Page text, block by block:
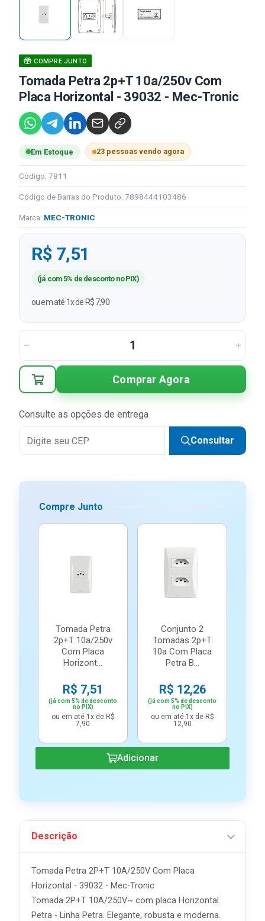
COMPRE JUNTO
Tomada Petra 2p+T 10a/250v Com
Placa Horizontal - 39032 - Mec-Tronic
Em Estoque 23 pessoas vendo agora
Código: 7811
Código de Barras do Produto: 7898444103486
Marca: MEC-TRONIC
R$ 7,51
(já com 5% de desconto no PIX)
ou em até 1x de R$ 7,90
Comprar Agora
Consulte as opções de entrega
Consultar
Compre Junto
Tomada Petra
2p+T 10a/250v
Com Placa
Horizont...
R$ 7,51
(já com 5% de desconto
no PIX)
ou em até 1x de R$
7,90
Conjunto 2
Tomadas 2p+T
10a Com Placa
Petra B...
R$ 12,26
(já com 5% de desconto
no PIX)
ou em até 1x de R$
12,90
Adicionar
Descrição
Tomada Petra 2P+T 10A/250V Com Placa
Horizontal - 39032 - Mec-Tronic
Tomada 2P+T 10A/250V~ com placa Horizontal
Petra - Linha Petra. Elegante, robusta e moderna.